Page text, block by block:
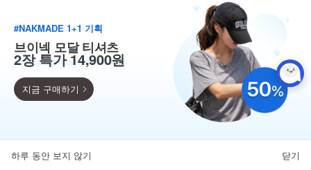
득템찬스
#NAKMADE 1+1 기획
브이넥 모달 티셔츠
2장 특가 14,900원
지금 구매하기
하루 동안 보지 않기 닫기
뒤로가기 카테고리 마이페이지